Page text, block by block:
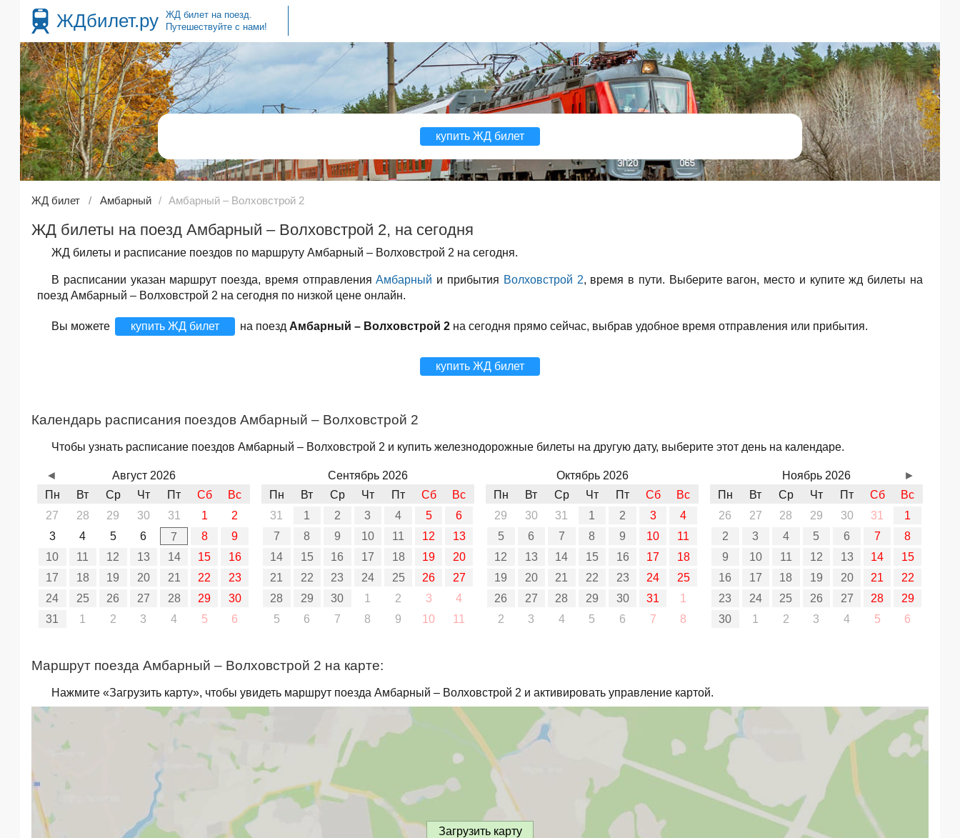
ЖДбилет.ру
ЖД билет на поезд.
Путешествуйте с нами!
купить ЖД билет
ЖД билет Амбарный Амбарный – Волховстрой 2
ЖД билеты на поезд Амбарный – Волховстрой 2, на сегодня
ЖД билеты и расписание поездов по маршруту Амбарный – Волховстрой 2 на сегодня.
В расписании указан маршрут поезда, время отправленияАмбарный и прибытия Волховстрой 2, время в пути. Выберите вагон, место и купите жд билеты на
поезд Амбарный – Волховстрой 2 на сегодня по низкой цене онлайн.
Вы можете купить ЖД билет на поезд Амбарный – Волховстрой 2 на сегодня прямо сейчас, выбрав удобное время отправления или прибытия.
купить ЖД билет
Календарь расписания поездов Амбарный – Волховстрой 2
Чтобы узнать расписание поездов Амбарный – Волховстрой 2 и купить железнодорожные билеты на другую дату, выберите этот день на календаре.
Август 2026
Пн
Вт Ср Чт Пт Сб
Вс
27
28 29 30 31 1
2
3
4 5 6 7 8
9
10
11 12 13 14 15
16
17
18 19 20 21 22
23
24
25 26 27 28 29
30
31
1 2 3 4 5 6
Сентябрь 2026
Пн
Вт Ср Чт Пт Сб
Вс
31
1 2 3 4 5
6
7
8 9 10 11 12
13
14
15 16 17 18 19
20
21
22 23 24 25 26
27
28
29 30 1 2 3
4
5
6 7 8 9 10 11
Октябрь 2026
Пн
Вт Ср Чт Пт Сб
Вс
29
30 31 1 2 3
4
5
6 7 8 9 10
11
12
13 14 15 16 17
18
19
20 21 22 23 24
25
26
27 28 29 30 31
1
2
3 4 5 6 7 8
Ноябрь 2026
Пн
Вт Ср Чт Пт Сб
Вс
26
27 28 29 30 31
1
2
3 4 5 6 7
8
9
10 11 12 13 14
15
16
17 18 19 20 21
22
23
24 25 26 27 28
29
30
1 2 3 4 5 6
◄ ►
Маршрут поезда Амбарный – Волховстрой 2 на карте:
Нажмите «Загрузить карту», чтобы увидеть маршрут поезда Амбарный – Волховстрой 2 и активировать управление картой.
Загрузить карту